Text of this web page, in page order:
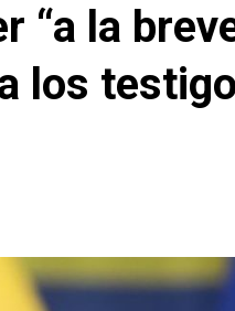
“a la
los